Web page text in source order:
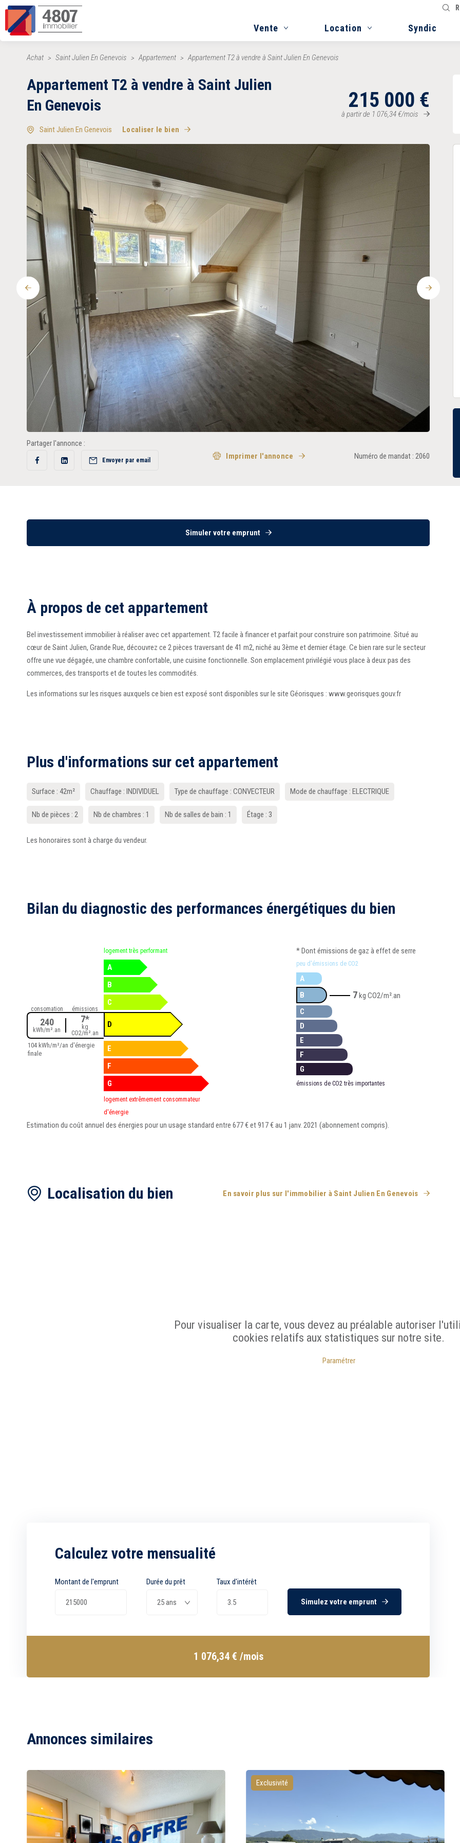
Vente Location Syndic
Achat Saint Julien En Genevois Appartement Appartement T2 à vendre à Saint Julien En Genevois
Appartement T2 à vendre à Saint Julien
En Genevois
Saint Julien En Genevois Localiser le bien
215 000 €
à partir de 1 076,34€/mois
Précédent Suivant
Partager l'annonce :
Partager
Partager
Envoyer par email Imprimer l'annonce Numéro de mandat : 2060
Simuler votre emprunt
À propos de cet appartement
Bel investissement immobilier à réaliser avec cet appartement. T2 facile à financer et parfait pour construire son patrimoine. Situé au
cœur de Saint Julien, Grande Rue, découvrez ce 2 pièces traversant de 41 m2, niché au 3ème et dernier étage. Ce bien rare sur le secteur
offre une vue dégagée, une chambre confortable, une cuisine fonctionnelle. Son emplacement privilégié vous place à deux pas des
commerces, des transports et de toutes les commodités.
Les informations sur les risques auxquels ce bien est exposé sont disponibles sur le site Géorisques : www.georisques.gouv.fr
Plus d'informations sur cet appartement
Surface : 42m² Chauffage : INDIVIDUEL Type de chauffage : CONVECTEUR Mode de chauffage : ELECTRIQUE
Nb de pièces : 2 Nb de chambres : 1 Nb de salles de bain : 1 Étage : 3
Les honoraires sont à charge du vendeur.
Bilan du diagnostic des performances énergétiques du bien
logement très performant
A
B
C
consomation
240
kWh/m².an
émissions
7*
kg
CO2/m².an
104 kWh/m²/an d'énergie
finale
D
E
F
G
logement extrêmement consommateur
d'énergie
* Dont émissions de gaz à effet de serre
peu d'émissions de CO2
A
B
7kg CO2/m².an
C
D
E
F
G
émissions de CO2 très importantes
Estimation du coût annuel des énergies pour un usage standard entre 677 € et 917 € au 1 janv. 2021 (abonnement compris).
Localisation du bien En savoir plus sur l'immobilier à Saint Julien En Genevois
Pour visualiser la carte, vous devez au préalable autoriser
cookies relatifs aux statistiques sur notre site.
Paramétrer
Calculez votre mensualité
Montant de l'emprunt Durée du prêt Taux d'intérêt
Simulez votre emprunt
1 076,34 € /mois
Annonces similaires
Exclusivité